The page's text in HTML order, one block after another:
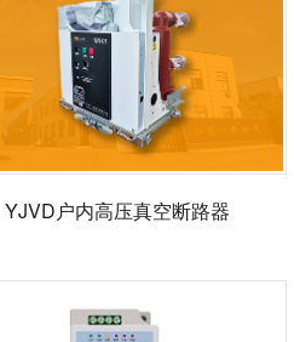
YJVD户内高压真空断路器